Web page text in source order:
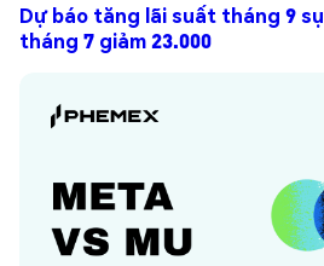
Dự báo tăng lãi suất tháng 9
tháng 7 giảm 23.000